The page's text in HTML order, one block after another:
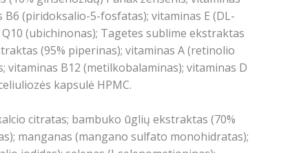
(piridoksalio-5-fosfatas); vitaminas E (DL-
(ubichinonas); Tagetes sublime ekstraktas
(95% piperinas); vitaminas A (retinolio
vitaminas B12 (metilkobalaminas); vitaminas D
kapsulė HPMC.
citratas; bambuko ūglių ekstraktas (70%
manganas (mangano sulfato monohidratas);